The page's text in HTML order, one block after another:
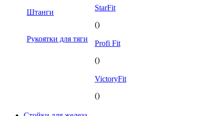
Штанги
Рукоятки для тяги
StarFit
()
Profi Fit
()
VictoryFit
()